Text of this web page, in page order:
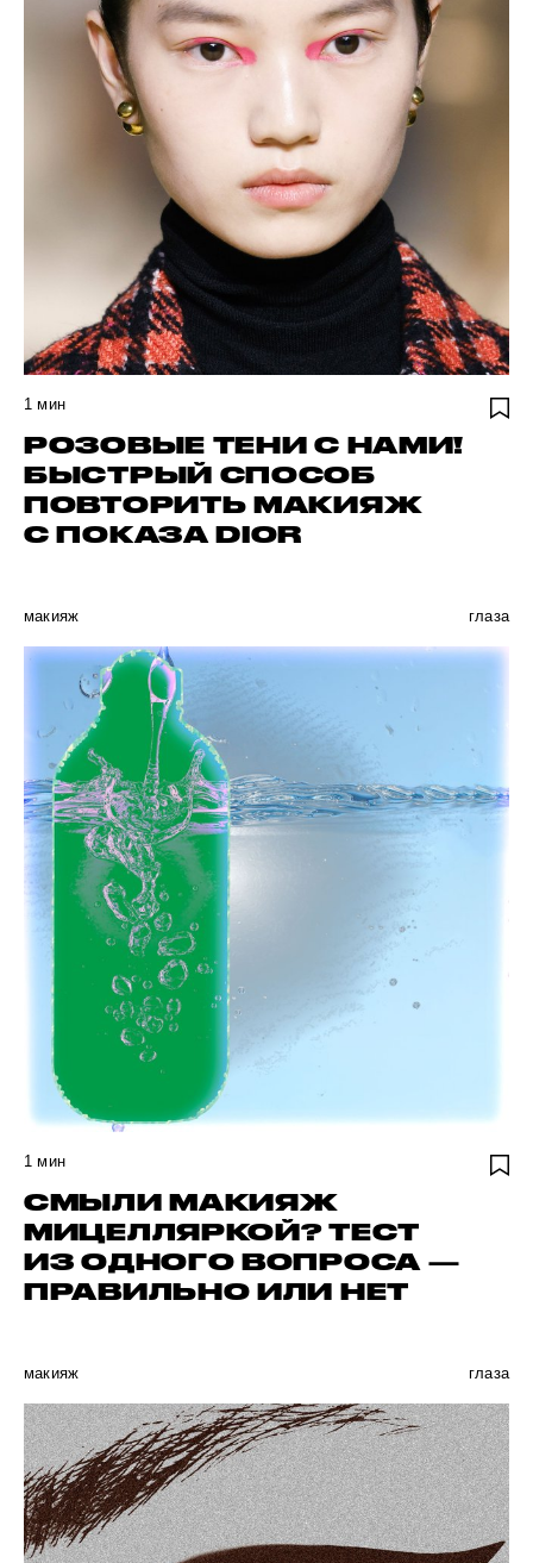
1 мин
РОЗОВЫЕ ТЕНИ С НАМИ!
БЫСТРЫЙ СПОСОБ
ПОВТОРИТЬ МАКИЯЖ
С ПОКАЗА DIOR
макияж глаза
1 мин
СМЫЛИ МАКИЯЖ
МИЦЕЛЛЯРКОЙ? ТЕСТ
ИЗ ОДНОГО ВОПРОСА —
ПРАВИЛЬНО ИЛИ НЕТ
макияж глаза